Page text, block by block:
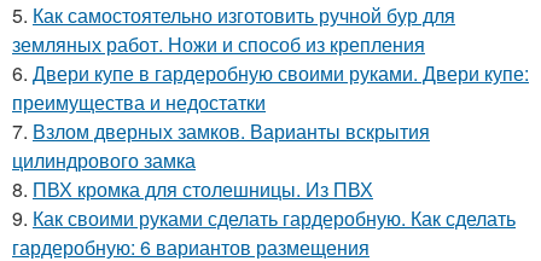
5. Как самостоятельно изготовить ручной бур для
земляных работ. Ножи и способ из крепления
6. Двери купе в гардеробную своими руками. Двери купе:
преимущества и недостатки
7. Взлом дверных замков. Варианты вскрытия
цилиндрового замка
8. ПВХ кромка для столешницы. Из ПВХ
9. Как своими руками сделать гардеробную. Как сделать
гардеробную: 6 вариантов размещения